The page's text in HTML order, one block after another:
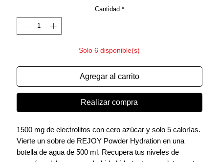
Cantidad *
Solo 6 disponible(s)
Agregar al carrito
Realizar compra
1500 mg de electrolitos con cero azúcar y solo 5 calorías.
Vierte un sobre de REJOY Powder Hydration en una
botella de agua de 500 ml. Recupera tus niveles de